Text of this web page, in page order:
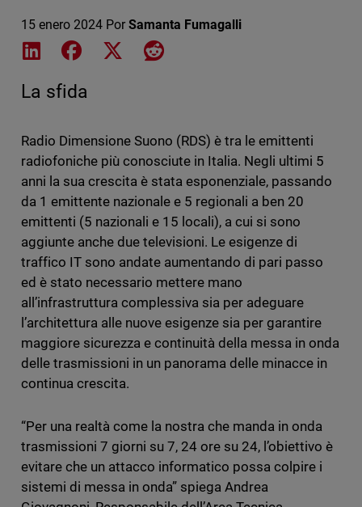
15 enero 2024 Por Samanta Fumagalli
Share on LinkedIn
Share on Facebook
Share on XShare on Reddit
La sfida
Radio Dimensione Suono (RDS) è tra le emittenti
radiofoniche più conosciute in Italia. Negli ultimi 5
anni la sua crescita è stata esponenziale, passando
da 1 emittente nazionale e 5 regionali a ben 20
emittenti (5 nazionali e 15 locali), a cui si sono
aggiunte anche due televisioni. Le esigenze di
traffico IT sono andate aumentando di pari passo
ed è stato necessario mettere mano
all’infrastruttura complessiva sia per adeguare
l’architettura alle nuove esigenze sia per garantire
maggiore sicurezza e continuità della messa in onda
delle trasmissioni in un panorama delle minacce in
continua crescita.
“Per una realtà come la nostra che manda in onda
trasmissioni 7 giorni su 7, 24 ore su 24, l’obiettivo è
evitare che un attacco informatico possa colpire i
sistemi di messa in onda” spiega Andrea